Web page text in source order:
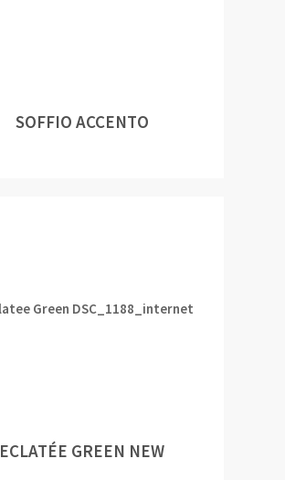
SOFFIO ACCENTO
ECLATÉE GREEN NEW